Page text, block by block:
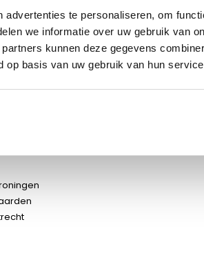
advertenties te personaliseren, om
we informatie over uw gebruik van
kunnen deze gegevens
op basis van uw gebruik van hun
zijdelen, voor eenvoudig bijvullen van